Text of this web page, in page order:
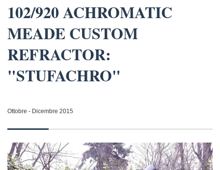
102/920 ACHROMATIC
MEADE CUSTOM
REFRACTOR:
"STUFACHRO"
Ottobre - Dicembre 2015